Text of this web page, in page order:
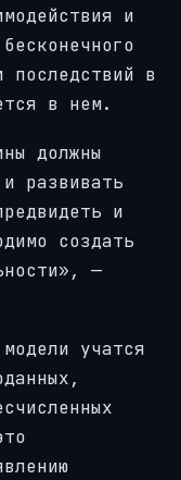
и
последствий в
в нем.
должны
развивать
и
создать
—
учатся